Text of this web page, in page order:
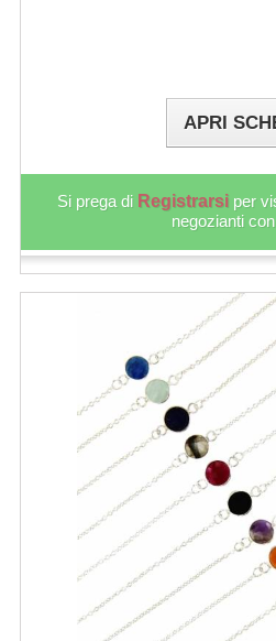
APRI
Si prega di Registrarsi per
negozianti